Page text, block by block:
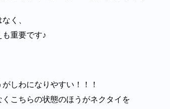
く、
重要です♪
しわになりやすい！！！
こちらの状態のほうがネクタイを